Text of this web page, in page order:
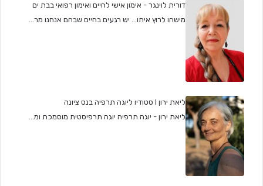
דורית לוינגר - אימון אישי לחיים ואימון רפואי בבת ים
מישהו לרוץ איתו... יש רגעים בחיים שבהם אנחנו מר...
ליאת ירון I סטודיו ליוגה תרפיה בנס ציונה
ליאת ירון - יוגה תרפיה יוגה תרפיסטית מוסמכת ומ...